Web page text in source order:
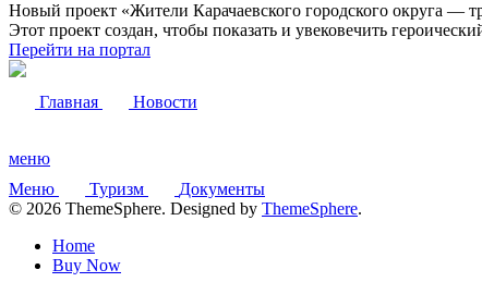
Новый проект «Жители Карачаевского городского округа —
Этот проект создан, чтобы показать и увековечить
Перейти на портал
Главная Новости
меню
Меню
Туризм
Документы
© 2026 ThemeSphere. Designed by ThemeSphere.
Home
Buy Now